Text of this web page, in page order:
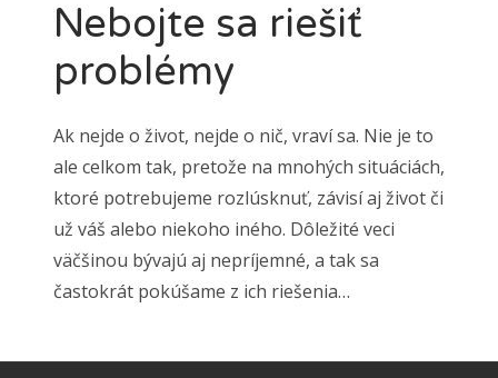
Nebojte sa riešiť
problémy
Ak nejde o život, nejde o nič, vraví sa. Nie je to
ale celkom tak, pretože na mnohých situáciách,
ktoré potrebujeme rozlúsknuť, závisí aj život či
už váš alebo niekoho iného. Dôležité veci
väčšinou bývajú aj nepríjemné, a tak sa
častokrát pokúšame z ich riešenia…